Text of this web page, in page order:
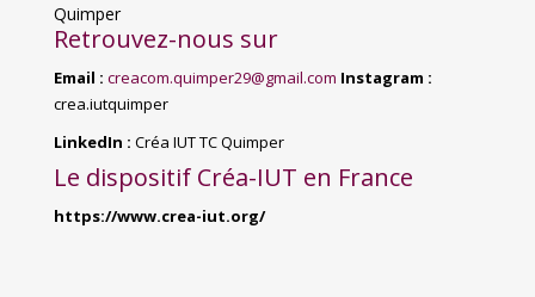
Quimper
Retrouvez-nous sur
Email : creacom.quimper29@gmail.com Instagram :
crea.iutquimper
LinkedIn : Créa IUT TC Quimper
Le dispositif Créa-IUT en France
https://www.crea-iut.org/